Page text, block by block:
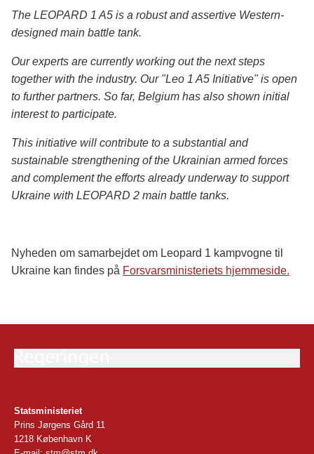
The LEOPARD 1 A5 is a robust and assertive Western-
designed main battle tank.
Our experts are currently working out the next steps
together with the industry. Our "Leo 1 A5 Initiative" is open
to further partners. So far, Belgium has also shown initial
interest to participate.
This initiative will contribute to a substantial and
sustainable strengthening of the Ukrainian armed forces
and complement the efforts already underway to support
Ukraine with LEOPARD 2 main battle tanks.
Nyheden om samarbejdet om Leopard 1 kampvogne til
Ukraine kan findes på Forsvarsministeriets hjemmeside.
Statsministeriet
Prins Jørgens Gård 11
1218 København K